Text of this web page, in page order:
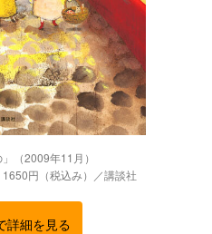
（2009年11月）
円（税込み）／講談社
詳細を見る